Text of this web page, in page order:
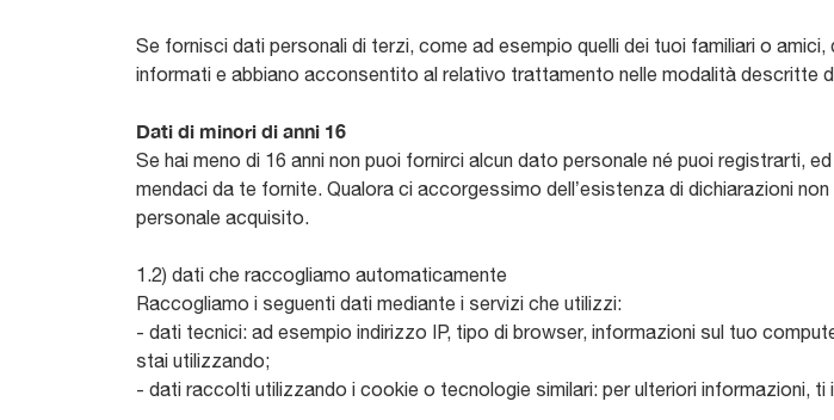
Se fornisci dati personali di terzi, come ad esempio quelli dei tuoi familiari o
informati e abbiano acconsentito al relativo trattamento nelle modalità descritte
Dati di minori di anni 16
Se hai meno di 16 anni non puoi fornirci alcun dato personale né puoi registrarti,
mendaci da te fornite. Qualora ci accorgessimo dell’esistenza di dichiarazioni
personale acquisito.
1.2) dati che raccogliamo automaticamente
Raccogliamo i seguenti dati mediante i servizi che utilizzi:
- dati tecnici: ad esempio indirizzo IP, tipo di browser, informazioni sul tuo
stai utilizzando;
- dati raccolti utilizzando i cookie o tecnologie similari: per ulteriori informazioni, ti